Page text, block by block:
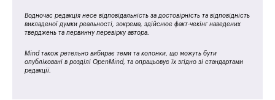
Водночас редакція несе відповідальність за достовірність та відповідність
викладеної думки реальності, зокрема, здійснює факт-чекінг наведених
тверджень та первинну перевірку автора.
Mind також ретельно вибирає теми та колонки, що можуть бути
опубліковані в розділі OpenMind, та опрацьовує їх згідно зі стандартами
редакції.